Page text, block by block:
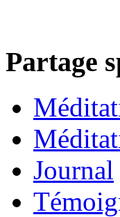
Partage
Journal